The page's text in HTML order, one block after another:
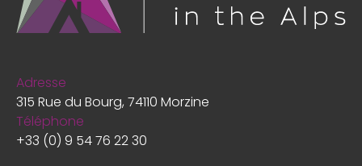
Adresse
315 Rue du Bourg, 74110 Morzine
Téléphone
+33 (0) 9 54 76 22 30